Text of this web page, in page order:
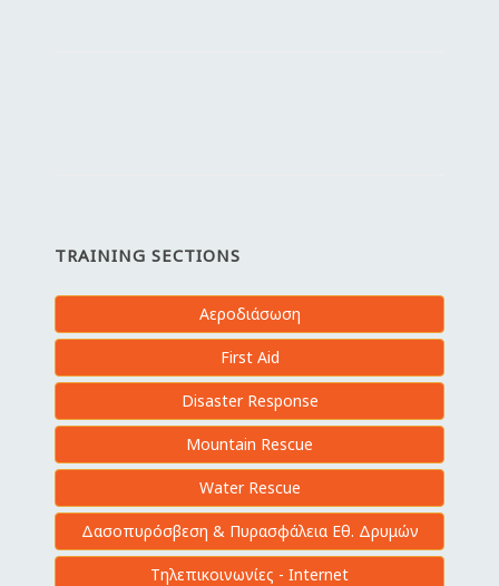
TRAINING SECTIONS
Αεροδιάσωση
First Aid
Disaster Response
Mountain Rescue
Water Rescue
Δασοπυρόσβεση & Πυρασφάλεια Εθ. Δρυμών
Τηλεπικοινωνίες - Internet